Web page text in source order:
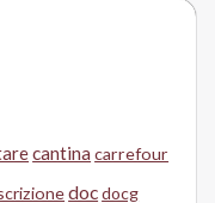
cantina carrefour
docdocg